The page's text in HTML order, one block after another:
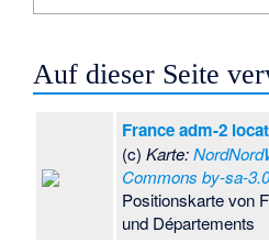
Auf dieser Seite
France adm-2
(c)Karte:
Commons by-sa-
Positionskarte von
und Départements